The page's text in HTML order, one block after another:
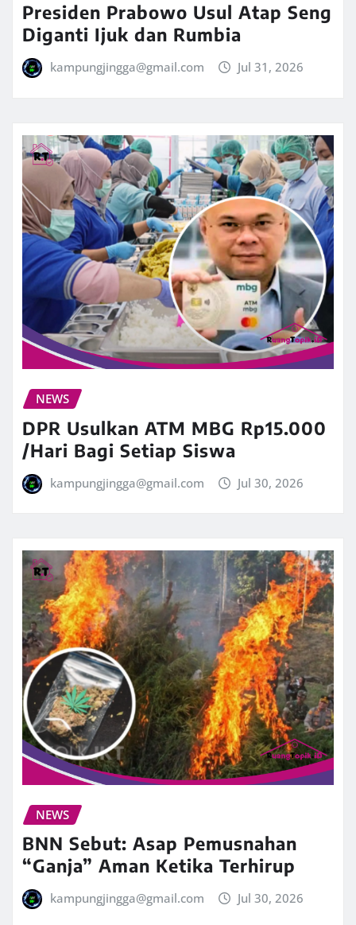
Presiden Prabowo Usul Atap Seng
Diganti Ijuk dan Rumbia
kampungjingga@gmail.com Jul 31, 2026
NEWS
DPR Usulkan ATM MBG Rp15.000
/Hari Bagi Setiap Siswa
kampungjingga@gmail.com Jul 30, 2026
NEWS
BNN Sebut: Asap Pemusnahan
“Ganja” Aman Ketika Terhirup
kampungjingga@gmail.com Jul 30, 2026